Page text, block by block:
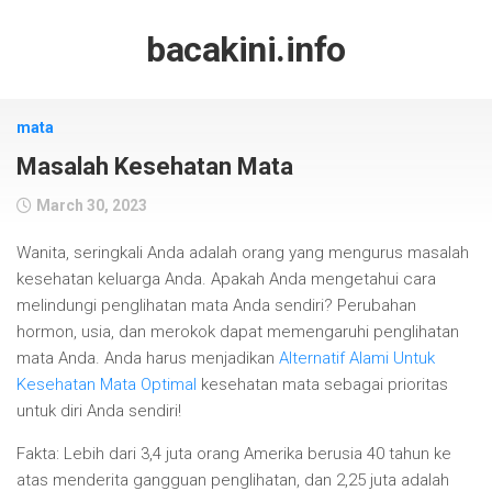
bacakini.info
mata
Masalah Kesehatan Mata
March 30, 2023
Wanita, seringkali Anda adalah orang yang mengurus masalah
kesehatan keluarga Anda. Apakah Anda mengetahui cara
melindungi penglihatan mata Anda sendiri? Perubahan
hormon, usia, dan merokok dapat memengaruhi penglihatan
mata Anda. Anda harus menjadikan Alternatif Alami Untuk
Kesehatan Mata Optimal kesehatan mata sebagai prioritas
untuk diri Anda sendiri!
Fakta: Lebih dari 3,4 juta orang Amerika berusia 40 tahun ke
atas menderita gangguan penglihatan, dan 2,25 juta adalah